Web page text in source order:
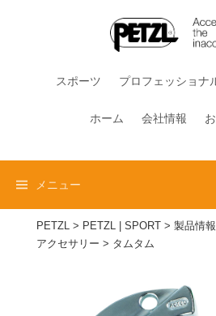
スポーツ プロフェッショナ
ホーム 会社情報
メニュー
PETZL > PETZL | SPORT > 製品情報
アクセサリー > タムタム